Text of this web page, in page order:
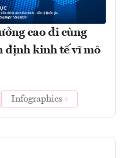
cao đi cùng
định kinh tế vĩ mô
Infographics